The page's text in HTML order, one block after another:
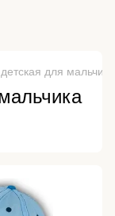
для мальчика